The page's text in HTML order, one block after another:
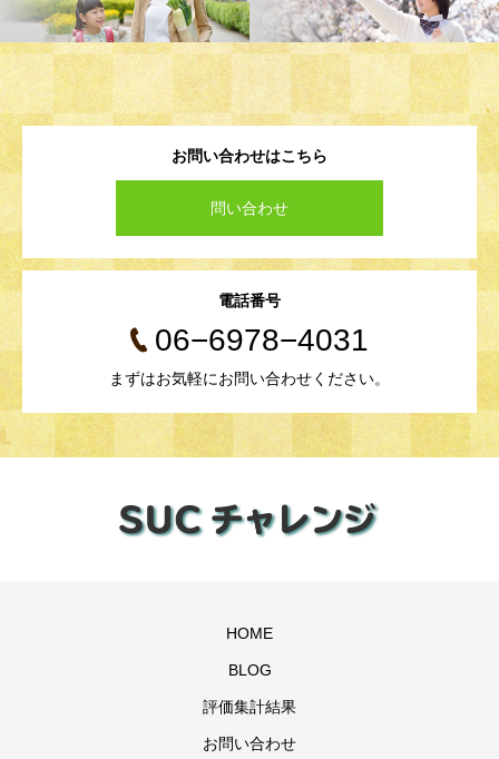
お問い合わせはこちら
問い合わせ
電話番号
06−6978−4031
まずはお気軽にお問い合わせください。
HOME
BLOG
評価集計結果
お問い合わせ